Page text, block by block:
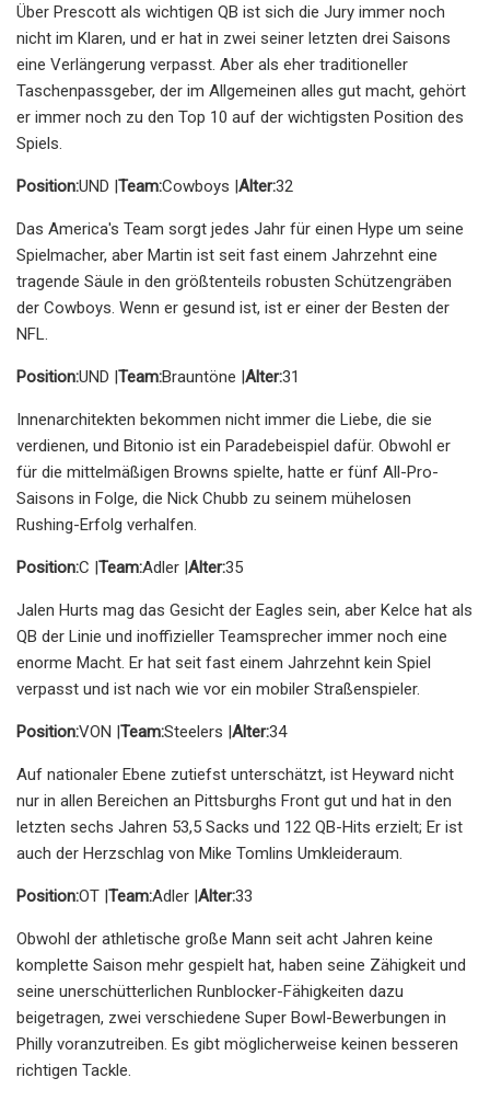
Über Prescott als wichtigen QB ist sich die Jury immer noch
nicht im Klaren, und er hat in zwei seiner letzten drei Saisons
eine Verlängerung verpasst. Aber als eher traditioneller
Taschenpassgeber, der im Allgemeinen alles gut macht, gehört
er immer noch zu den Top 10 auf der wichtigsten Position des
Spiels.
Position:UND |Team:Cowboys |Alter:32
Das America's Team sorgt jedes Jahr für einen Hype um seine
Spielmacher, aber Martin ist seit fast einem Jahrzehnt eine
tragende Säule in den größtenteils robusten Schützengräben
der Cowboys. Wenn er gesund ist, ist er einer der Besten der
NFL.
Position:UND |Team:Brauntöne |Alter:31
Innenarchitekten bekommen nicht immer die Liebe, die sie
verdienen, und Bitonio ist ein Paradebeispiel dafür. Obwohl er
für die mittelmäßigen Browns spielte, hatte er fünf All-Pro-
Saisons in Folge, die Nick Chubb zu seinem mühelosen
Rushing-Erfolg verhalfen.
Position:C |Team:Adler |Alter:35
Jalen Hurts mag das Gesicht der Eagles sein, aber Kelce hat als
QB der Linie und inoffizieller Teamsprecher immer noch eine
enorme Macht. Er hat seit fast einem Jahrzehnt kein Spiel
verpasst und ist nach wie vor ein mobiler Straßenspieler.
Position:VON |Team:Steelers |Alter:34
Auf nationaler Ebene zutiefst unterschätzt, ist Heyward nicht
nur in allen Bereichen an Pittsburghs Front gut und hat in den
letzten sechs Jahren 53,5 Sacks und 122 QB-Hits erzielt; Er ist
auch der Herzschlag von Mike Tomlins Umkleideraum.
Position:OT |Team:Adler |Alter:33
Obwohl der athletische große Mann seit acht Jahren keine
komplette Saison mehr gespielt hat, haben seine Zähigkeit und
seine unerschütterlichen Runblocker-Fähigkeiten dazu
beigetragen, zwei verschiedene Super Bowl-Bewerbungen in
Philly voranzutreiben. Es gibt möglicherweise keinen besseren
richtigen Tackle.